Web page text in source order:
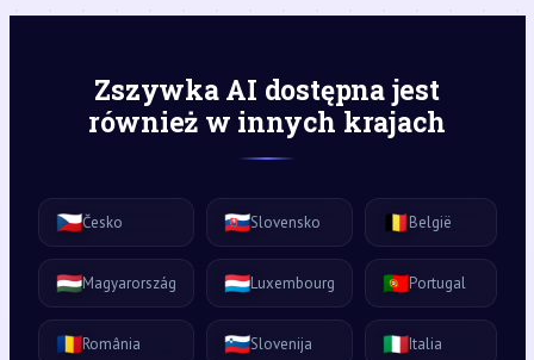
Zszywka AI dostępna jest
również w innych krajach
🇨🇿Česko 🇸🇰Slovensko 🇧🇪België
🇭🇺Magyarország 🇱🇺Luxembourg 🇵🇹Portugal
🇷🇴România 🇸🇮Slovenija 🇮🇹Italia